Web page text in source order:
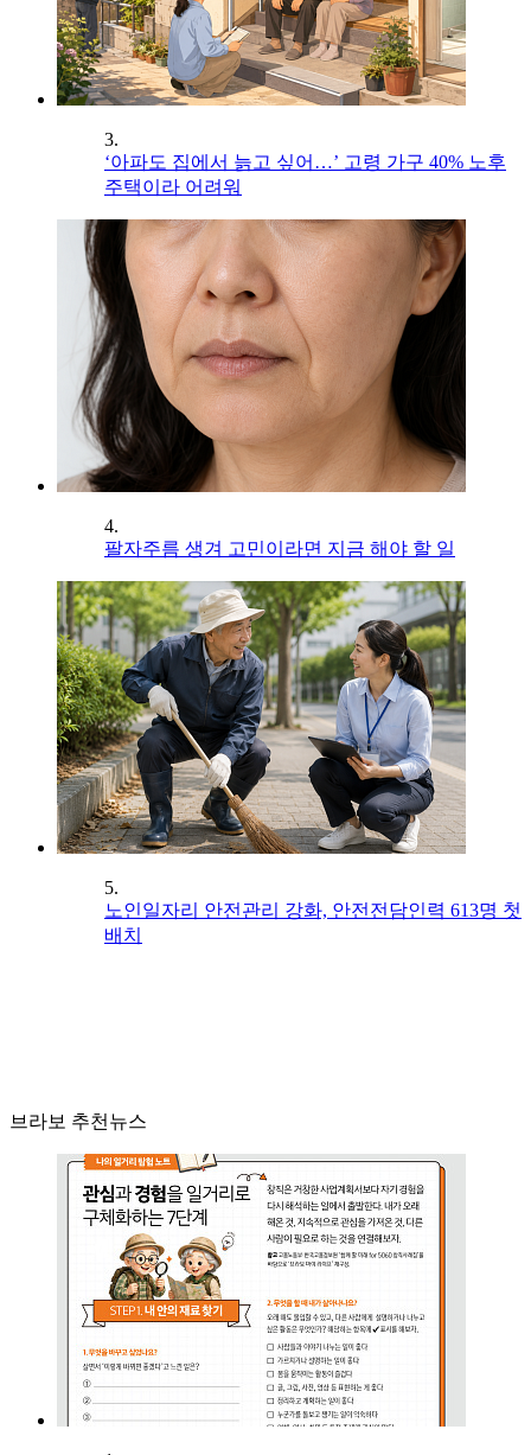
3.
‘아파도 집에서 늙고 싶어…’ 고령 가구 40% 노후
주택이라 어려워
4.
팔자주름 생겨 고민이라면 지금 해야 할 일
5.
노인일자리 안전관리 강화, 안전전담인력 613명 첫
배치
브라보 추천뉴스